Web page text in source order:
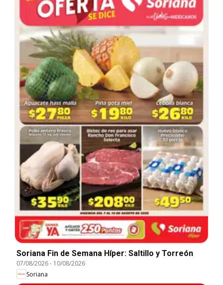
Soriana Fin de Semana Híper: Saltillo y Torreón
07/08/2026- 10/08/2026
Soriana